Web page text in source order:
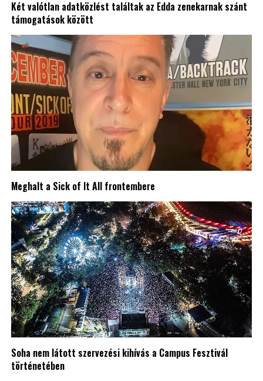
Két valótlan adatközlést találtak az Edda zenekarnak szánt
támogatások között
Meghalt a Sick of It All frontembere
Soha nem látott szervezési kihívás a Campus Fesztivál
történetében